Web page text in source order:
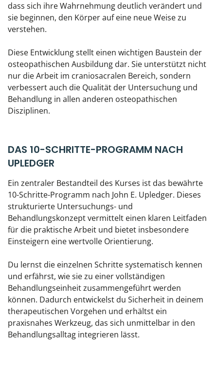
dass sich ihre Wahrnehmung deutlich verändert und
sie beginnen, den Körper auf eine neue Weise zu
verstehen.
Diese Entwicklung stellt einen wichtigen Baustein der
osteopathischen Ausbildung dar. Sie unterstützt nicht
nur die Arbeit im craniosacralen Bereich, sondern
verbessert auch die Qualität der Untersuchung und
Behandlung in allen anderen osteopathischen
Disziplinen.
DAS 10-SCHRITTE-PROGRAMM NACH
UPLEDGER
Ein zentraler Bestandteil des Kurses ist das bewährte
10-Schritte-Programm nach John E. Upledger. Dieses
strukturierte Untersuchungs- und
Behandlungskonzept vermittelt einen klaren Leitfaden
für die praktische Arbeit und bietet insbesondere
Einsteigern eine wertvolle Orientierung.
Du lernst die einzelnen Schritte systematisch kennen
und erfährst, wie sie zu einer vollständigen
Behandlungseinheit zusammengeführt werden
können. Dadurch entwickelst du Sicherheit in deinem
therapeutischen Vorgehen und erhältst ein
praxisnahes Werkzeug, das sich unmittelbar in den
Behandlungsalltag integrieren lässt.